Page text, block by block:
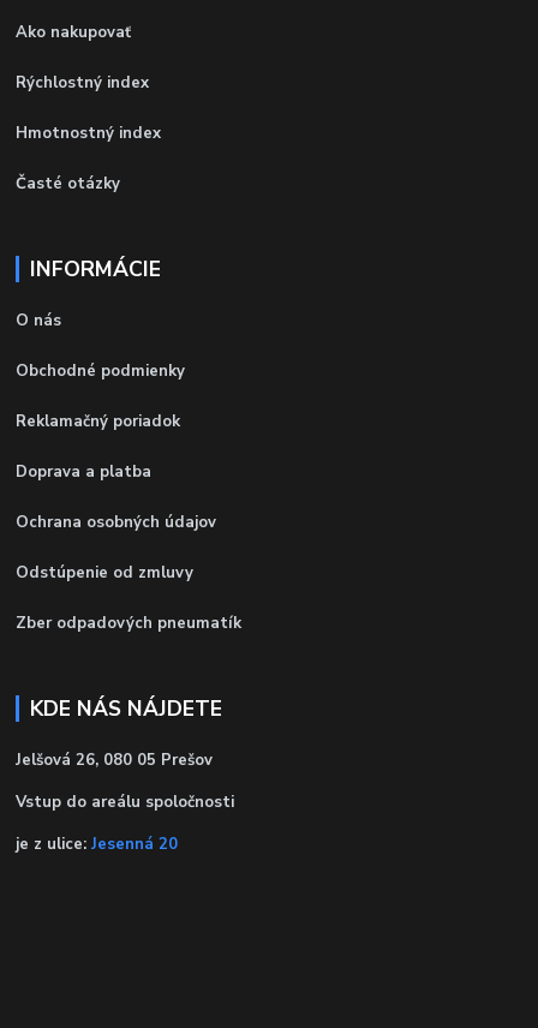
Ako nakupovať
Rýchlostný index
Hmotnostný index
Časté otázky
INFORMÁCIE
O nás
Obchodné podmienky
Reklamačný poriadok
Doprava a platba
Ochrana osobných údajov
Odstúpenie od zmluvy
Zber odpadových pneumatík
KDE NÁS NÁJDETE
Jelšová 26, 080 05 Prešov
Vstup do areálu spoločnosti
je z ulice: Jesenná 20